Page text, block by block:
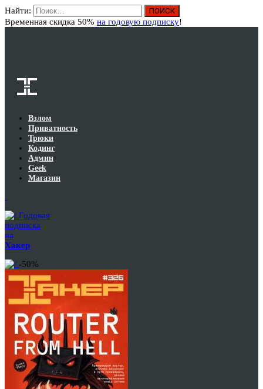
Найти:
Временная скидка 50% на годовую подписку!
Взлом
Приватность
Трюки
Кодинг
Админ
Geek
Магазин
Годовая
подписка
на
Хакер
-50%